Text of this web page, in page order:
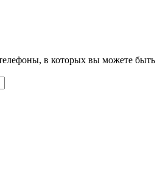
в которых вы можете быть